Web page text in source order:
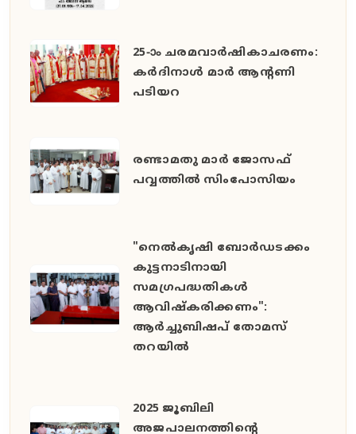
25-ാം ചരമവാർഷികാചരണം:
കർദിനാൾ മാർ ആന്റണി
പടിയറ
രണ്ടാമതു മാർ ജോസഫ്
പവ്വത്തിൽ സിംപോസിയം
"നെൽകൃഷി ബോർഡടക്കം
കുട്ടനാടിനായി
സമഗ്രപദ്ധതികൾ
ആവിഷ്കരിക്കണം":
ആർച്ചുബിഷപ് തോമസ്
തറയിൽ
2025 ജൂബിലി
അജപാലനത്തിന്റെ